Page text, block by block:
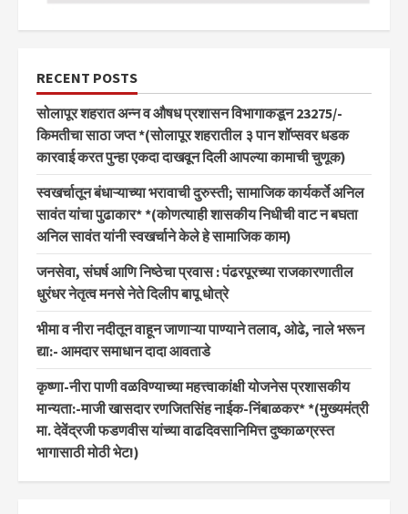
RECENT POSTS
सोलापूर शहरात अन्न व औषध प्रशासन विभागाकडून 23275/-
किमतीचा साठा जप्त *(सोलापूर शहरातील ३ पान शॉप्सवर धडक
कारवाई करत पुन्हा एकदा दाखवून दिली आपल्या कामाची चुणूक)
स्वखर्चातून बंधाऱ्याच्या भरावाची दुरुस्ती; सामाजिक कार्यकर्ते अनिल
सावंत यांचा पुढाकार* *(कोणत्याही शासकीय निधीची वाट न बघता
अनिल सावंत यांनी स्वखर्चाने केले हे सामाजिक काम)
जनसेवा, संघर्ष आणि निष्ठेचा प्रवास : पंढरपूरच्या राजकारणातील
धुरंधर नेतृत्व मनसे नेते दिलीप बापू धोत्रे
भीमा व नीरा नदीतून वाहून जाणाऱ्या पाण्याने तलाव, ओढे, नाले भरून
द्या:- आमदार समाधान दादा आवताडे
कृष्णा-नीरा पाणी वळविण्याच्या महत्त्वाकांक्षी योजनेस प्रशासकीय
मान्यता:-माजी खासदार रणजितसिंह नाईक-निंबाळकर* *(मुख्यमंत्री
मा. देवेंद्रजी फडणवीस यांच्या वाढदिवसानिमित्त दुष्काळग्रस्त
भागासाठी मोठी भेट!)